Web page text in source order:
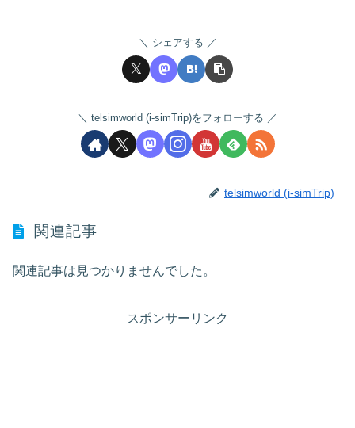
シェアする
telsimworld (i-simTrip)をフォローする
telsimworld (i-simTrip)
関連記事
関連記事は見つかりませんでした。
スポンサーリンク